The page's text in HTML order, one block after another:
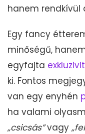
hanem rendkívül
Egy fancy
minőségű,
egyfajta
ki. Fontos
van egy enyhén
ha valami
„csicsás”vagy